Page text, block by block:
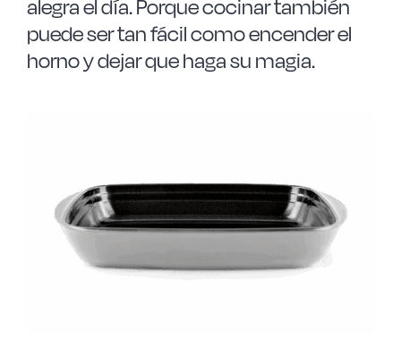
alegra el día. Porque cocinar también
puede ser tan fácil como encender el
horno y dejar que haga su magia.